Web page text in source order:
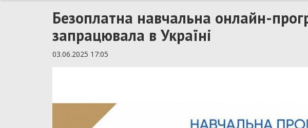
Безоплатна навчальна онлайн-
запрацювала в Україні
03.06.2025 17:05